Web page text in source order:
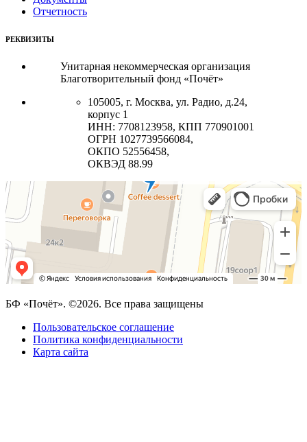
Отчетность
РЕКВИЗИТЫ
Унитарная некоммерческая организация
Благотворительный фонд «Почёт»
105005, г. Москва, ул. Радио, д.24,
корпус 1
ИНН: 7708123958, КПП 770901001
ОГРН 1027739566084,
ОКПО 52556458,
ОКВЭД 88.99
БФ «Почёт». ©2026. Все права защищены
Пользовательское соглашение
Политика конфиденциальности
Карта сайта